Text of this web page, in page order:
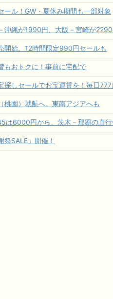
ール！GW・夏休み期間も一部対象
沖縄が1990円、大阪－宮崎が
開始、12時間限定990円セールも
もおトクに！事前に宅配で
探しセールでお宝運賃を！毎日
桃園）就航へ。東南アジアへも
は6000円から。茨木－那覇の直行
祭SALE」開催！